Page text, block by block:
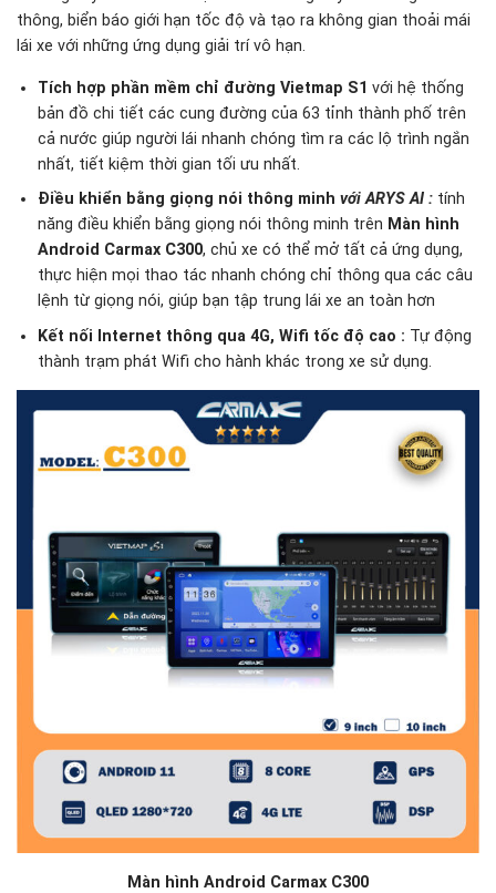
thông, biển báo giới hạn tốc độ và tạo ra không gian thoải mái
lái xe với những ứng dụng giải trí vô hạn.
Tích hợp phần mềm chỉ đường Vietmap S1 với hệ thống
bản đồ chi tiết các cung đường của 63 tỉnh thành phố trên
cả nước giúp người lái nhanh chóng tìm ra các lộ trình ngắn
nhất, tiết kiệm thời gian tối ưu nhất.
Điều khiển bằng giọng nói thông minh với ARYS AI : tính
năng điều khiển bằng giọng nói thông minh trên Màn hình
Android Carmax C300, chủ xe có thể mở tất cả ứng dụng,
thực hiện mọi thao tác nhanh chóng chỉ thông qua các câu
lệnh từ giọng nói, giúp bạn tập trung lái xe an toàn hơn
Kết nối Internet thông qua 4G, Wifi tốc độ cao : Tự động
thành trạm phát Wifi cho hành khác trong xe sử dụng.
Màn hình Android Carmax C300